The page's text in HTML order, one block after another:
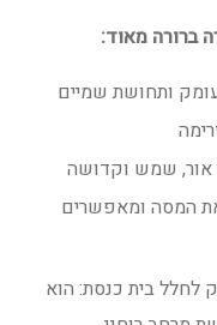
ברורה מאוד:
ותחושת שמיים
אור, שמש וקדושה
המסה ומאפשרים
לחלל בית כנסת: הוא